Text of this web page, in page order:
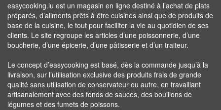
easycooking.lu est un magasin en ligne destiné à l’achat de plats
préparés, d’aliments prêts à être cuisinés ainsi que de produits de
base de la cuisine, le tout pour faciliter la vie au quotidien de ses
clients. Le site regroupe les articles d’une poissonnerie, d’une
boucherie, d’une épicerie, d’une pâtisserie et d’un traiteur.
Le concept d’easycooking est basé, dès la commande jusqu’à la
livraison, sur l’utilisation exclusive des produits frais de grande
qualité sans utilisation de conservateur ou autre, en travaillant
artisanalement avec des fonds de sauces, des bouillons de
légumes et des fumets de poissons.